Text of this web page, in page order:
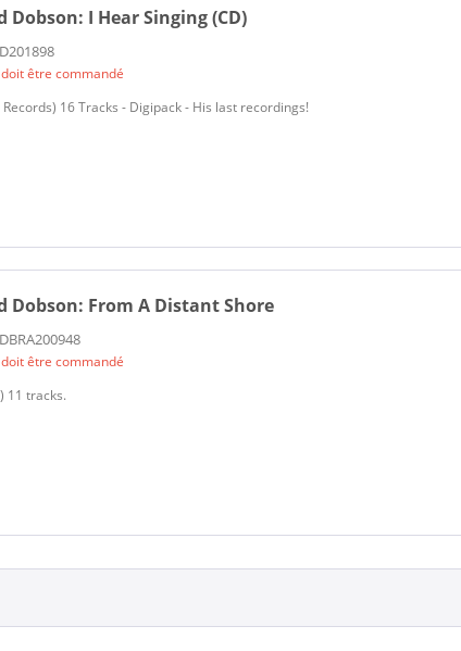
Dobson: I Hear Singing (CD)
être commandé
16 Tracks - Digipack - His last recordings!
Dobson: From A Distant Shore
être commandé
11 tracks.